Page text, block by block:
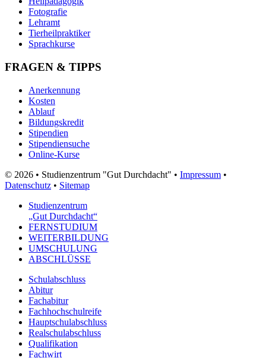
Fotografie
Lehramt
Tierheilpraktiker
Sprachkurse
FRAGEN & TIPPS
Anerkennung
Kosten
Ablauf
Bildungskredit
Stipendien
Stipendiensuche
Online-Kurse
© 2026 • Studienzentrum "Gut Durchdacht" • Impressum •
Datenschutz • Sitemap
Studienzentrum
„Gut Durchdacht“
FERNSTUDIUM
WEITERBILDUNG
UMSCHULUNG
ABSCHLÜSSE
Schulabschluss
Abitur
Fachabitur
Fachhochschulreife
Hauptschulabschluss
Realschulabschluss
Qualifikation
Fachwirt